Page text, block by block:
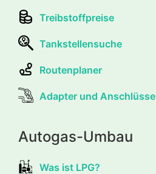
Treibstoffpreise
Tankstellensuche
Routenplaner
Adapter und Anschlüsse
Autogas-Umbau
Was ist LPG?